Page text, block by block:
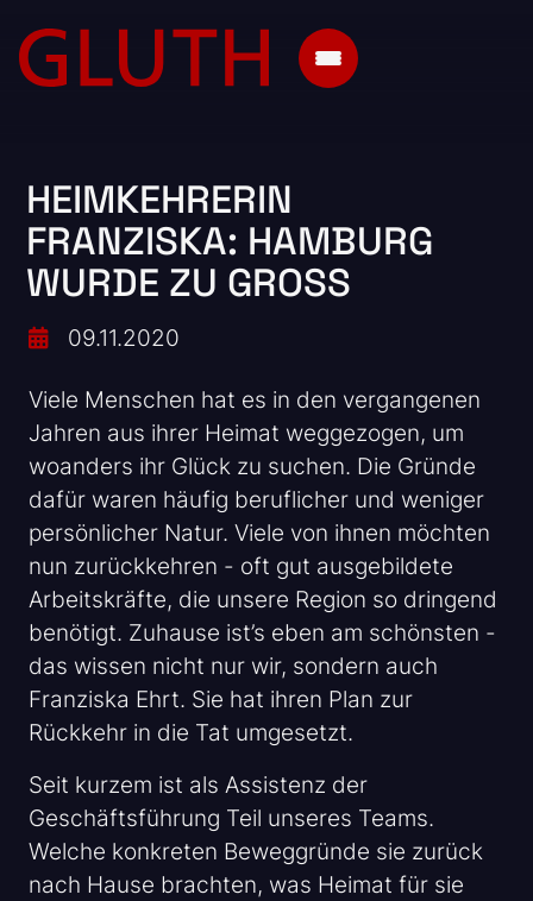
HEIMKEHRERIN
FRANZISKA: HAMBURG
WURDE ZU GROSS
09.11.2020
Viele Menschen hat es in den vergangenen
Jahren aus ihrer Heimat weggezogen, um
woanders ihr Glück zu suchen. Die Gründe
dafür waren häufig beruflicher und weniger
persönlicher Natur. Viele von ihnen möchten
nun zurückkehren - oft gut ausgebildete
Arbeitskräfte, die unsere Region so dringend
benötigt. Zuhause ist’s eben am schönsten -
das wissen nicht nur wir, sondern auch
Franziska Ehrt. Sie hat ihren Plan zur
Rückkehr in die Tat umgesetzt.
Seit kurzem ist als Assistenz der
Geschäftsführung Teil unseres Teams.
Welche konkreten Beweggründe sie zurück
nach Hause brachten, was Heimat für sie